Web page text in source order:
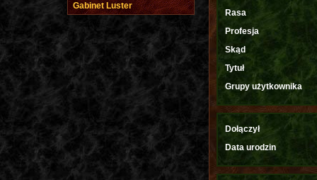
Rasa
Profesja
Skąd
Tytuł
Grupy użytkownika
Dołączył
Data urodzin
Gabinet Luster